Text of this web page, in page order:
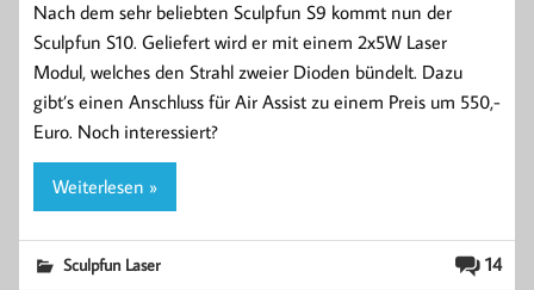
Nach dem sehr beliebten Sculpfun S9 kommt nun der
Sculpfun S10. Geliefert wird er mit einem 2x5W Laser
Modul, welches den Strahl zweier Dioden bündelt. Dazu
gibt’s einen Anschluss für Air Assist zu einem Preis um 550,-
Euro. Noch interessiert?
Weiterlesen »
14
Sculpfun Laser